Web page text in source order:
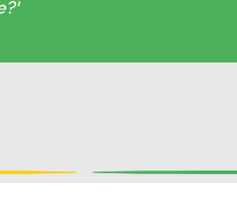
Marketing